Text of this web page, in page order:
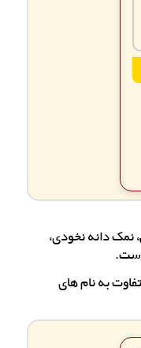
نمک دانه نخودی،
به نام های